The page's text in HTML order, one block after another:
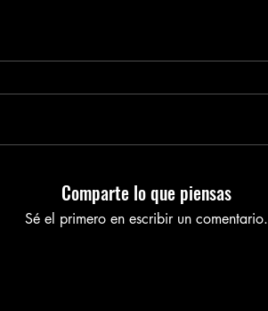
Comparte lo que piensas
Sé el primero en escribir un comentario.